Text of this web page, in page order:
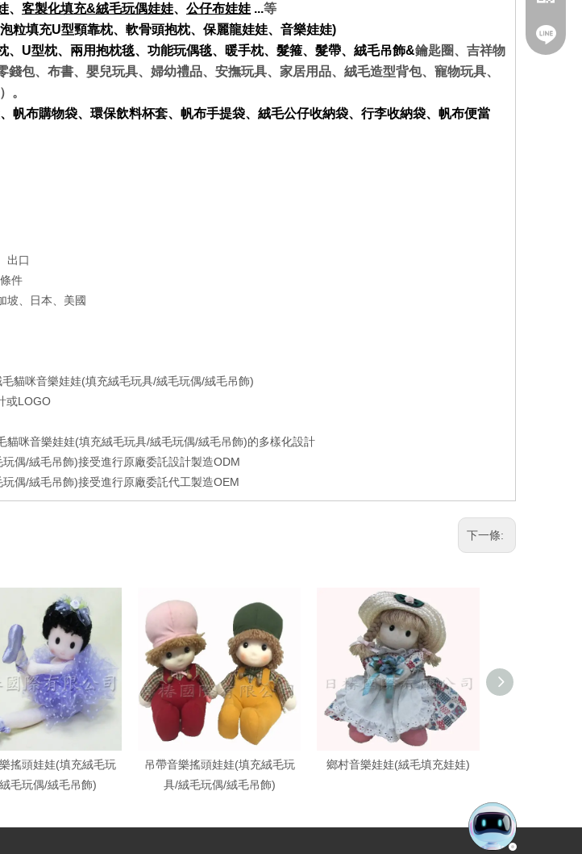
、 客製化填充&絨毛玩偶娃娃、 公仔布娃娃 ...等
粒填充U型頸靠枕、軟骨頭抱枕、保麗龍娃娃、音樂娃娃)
、U型枕、兩用抱枕毯、功能玩偶毯、暖手枕、髮箍、髮帶、絨毛吊飾&鑰匙圈、吉祥物
錢包、布書、嬰兒玩具、婦幼禮品、安撫玩具、家居用品、絨毛造型背包、寵物玩具、
。
帆布購物袋、環保飲料杯套、帆布手提袋、絨毛公仔收納袋、行李收納袋、帆布便當
出口
件
坡、日本、美國
貓咪音樂娃娃(填充絨毛玩具/絨毛玩偶/絨毛吊飾)
或LOGO
貓咪音樂娃娃(填充絨毛玩具/絨毛玩偶/絨毛吊飾)的多樣化設計
偶/絨毛吊飾)接受進行原廠委託設計製造ODM
偶/絨毛吊飾)接受進行原廠委託代工製造OEM
下一條:
搖頭娃娃(填充絨毛玩
毛玩偶/絨毛吊飾)
吊帶音樂搖頭娃娃(填充絨毛玩
具/絨毛玩偶/絨毛吊飾)
鄉村音樂娃娃(絨毛填充娃娃)